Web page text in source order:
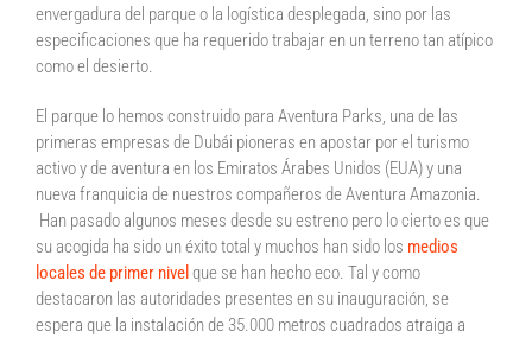
envergadura del parque o la logística desplegada, sino por las
especificaciones que ha requerido trabajar en un terreno tan atípico
como el desierto.
El parque lo hemos construido para Aventura Parks, una de las
primeras empresas de Dubái pioneras en apostar por el turismo
activo y de aventura en los Emiratos Árabes Unidos (EUA) y una
nueva franquicia de nuestros compañeros de Aventura Amazonia.
Han pasado algunos meses desde su estreno pero lo cierto es que
su acogida ha sido un éxito total y muchos han sido los medios
locales de primer nivel que se han hecho eco. Tal y como
destacaron las autoridades presentes en su inauguración, se
espera que la instalación de 35.000 metros cuadrados atraiga a